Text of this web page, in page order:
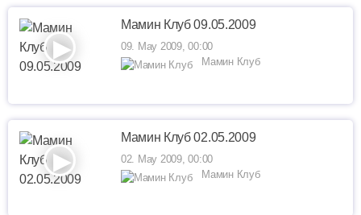
Мамин Клуб 09.05.2009
09. May 2009, 00:00
Мамин Клуб
Мамин Клуб 02.05.2009
02. May 2009, 00:00
Мамин Клуб